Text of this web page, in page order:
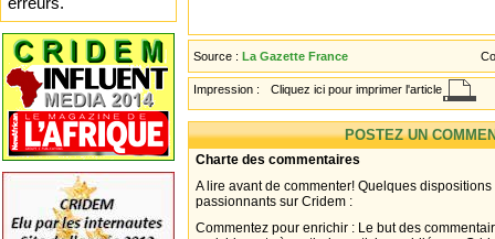
Source : La Gazette France
Impression : Cliquez ici pour imprimer l'article
POSTEZ UN
Charte des commentaires
A lire avant de commenter! Quelques
passionnants sur Cridem :
Commentez pour enrichir : Le but des